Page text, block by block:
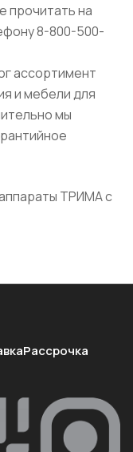
прочитать на
8-800-500-
ассортимент
и мебели для
мы
ТРИМА с
Рассрочка